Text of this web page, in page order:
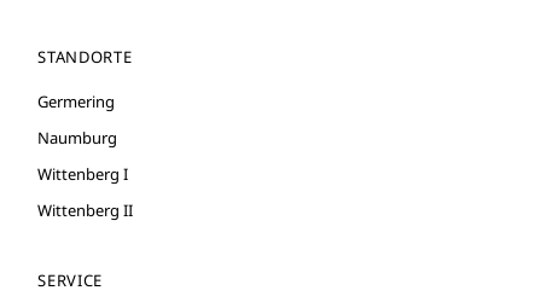
STANDORTE
Germering
Naumburg
Wittenberg I
Wittenberg II
SERVICE